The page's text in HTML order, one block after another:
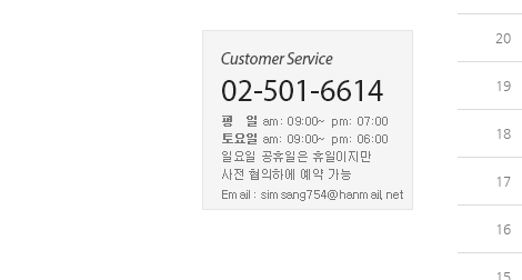
20
19
18
17
16
15